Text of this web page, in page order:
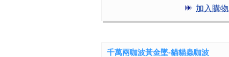
加入購
千萬兩咖波黃金墜-貓貓蟲咖波